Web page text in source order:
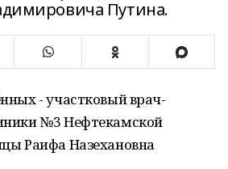
Путина.
- участковый врач-
№3 Нефтекамской
Раифа Назехановна